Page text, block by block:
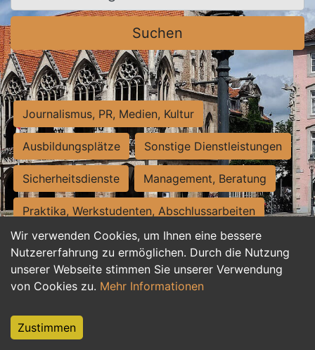
Wir verwenden Cookies, um Ihnen eine bessere
Nutzererfahrung zu ermöglichen. Durch die Nutzung
unserer Webseite stimmen Sie unserer Verwendung
von Cookies zu. Mehr Informationen
Zustimmen
Suchen
Journalismus, PR, Medien, Kultur
Ausbildungsplätze Sonstige Dienstleistungen
Sicherheitsdienste Management, Beratung
Praktika, Werkstudenten, Abschlussarbeiten
Personalwesen Assistenz, Sekretariat
Hilfskräfte, Aushilfs- und Nebenjobs
Weiterbildung, Studium, duale Ausbildung